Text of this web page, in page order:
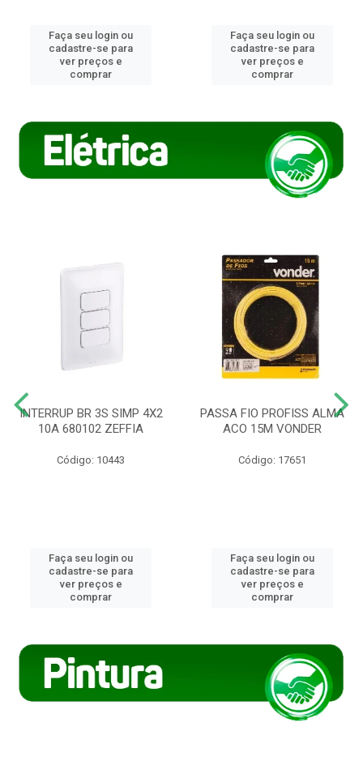
Faça seu login ou
cadastre-se para
ver preços e
comprar
Faça seu login ou
cadastre-se para
ver preços e
comprar
INTERRUP BR 3S SIMP 4X2
10A 680102 ZEFFIA
Código: 10443
Faça seu login ou
cadastre-se para
ver preços e
comprar
PASSA FIO PROFISS ALMA
ACO 15M VONDER
Código: 17651
Faça seu login ou
cadastre-se para
ver preços e
comprar